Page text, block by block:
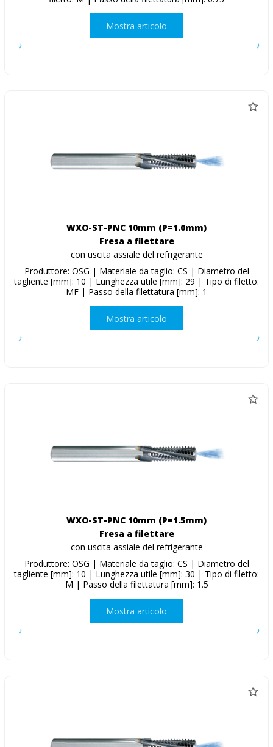
Mostra articolo
WXO-ST-PNC 10mm (P=1.0mm)
Fresa a filettare
con uscita assiale del refrigerante
Produttore: OSG | Materiale da taglio: CS | Diametro del
tagliente [mm]: 10 | Lunghezza utile [mm]: 29 | Tipo di filetto:
MF | Passo della filettatura [mm]: 1
Mostra articolo
WXO-ST-PNC 10mm (P=1.5mm)
Fresa a filettare
con uscita assiale del refrigerante
Produttore: OSG | Materiale da taglio: CS | Diametro del
tagliente [mm]: 10 | Lunghezza utile [mm]: 30 | Tipo di filetto:
M | Passo della filettatura [mm]: 1.5
Mostra articolo